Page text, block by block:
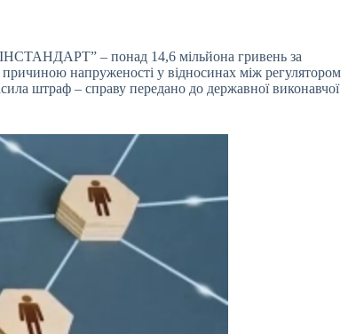
– понад 14,6 мільйона гривень за
напруженості у відносинах між регулятором
штраф – справу передано до державної виконавчої